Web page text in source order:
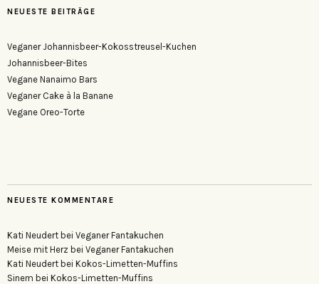
NEUESTE BEITRÄGE
Veganer Johannisbeer-Kokosstreusel-Kuchen
Johannisbeer-Bites
Vegane Nanaimo Bars
Veganer Cake à la Banane
Vegane Oreo-Torte
NEUESTE KOMMENTARE
Kati Neudert bei Veganer Fantakuchen
Meise mit Herz bei Veganer Fantakuchen
Kati Neudert bei Kokos-Limetten-Muffins
Sinem bei Kokos-Limetten-Muffins